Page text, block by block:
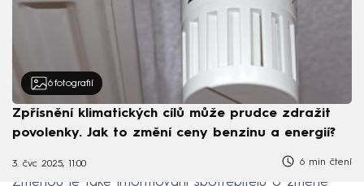
6 fotografií
Zpřísnění klimatických cílů může prudce zdražit
povolenky. Jak to změní ceny benzinu a energií?
3. čvc 2025, 11:00 6 min čtení
Změnou je také informování spotřebitelů o změně